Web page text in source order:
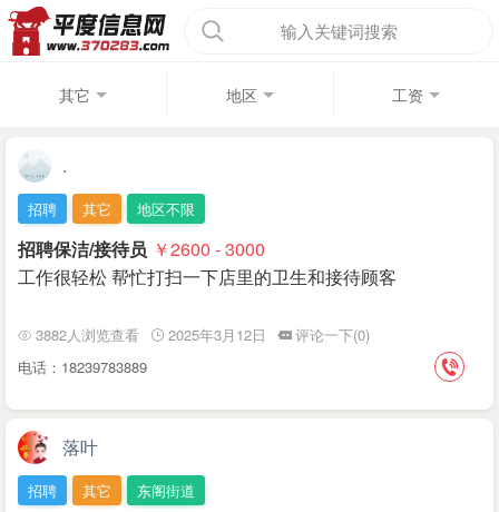
输入关键词搜索
其它 地区 工资
.
招聘 其它 地区不限
招聘保洁/接待员 ￥2600 - 3000
工作很轻松 帮忙打扫一下店里的卫生和接待顾客
3882人浏览查看 2025年3月12日
评论一下(0)
电话：18239783889
落叶
招聘 其它 东阁街道